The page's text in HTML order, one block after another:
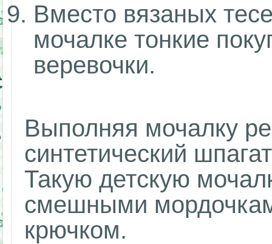
Вместо вязаных
мочалке тонкие
веревочки.
Выполняя мочалку
синтетический
Такую детскую
смешными
крючком.